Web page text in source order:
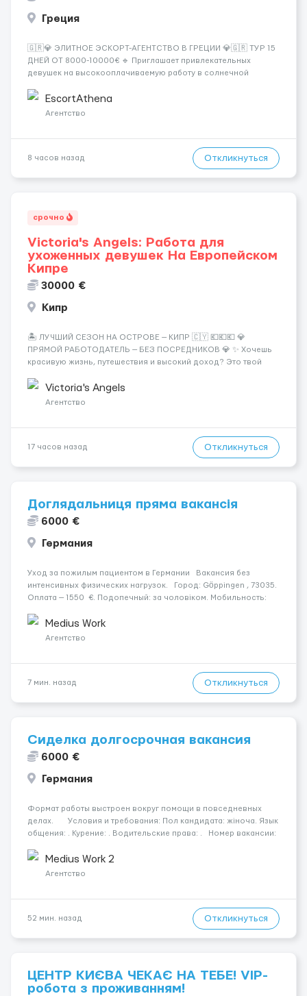
Греция
🇬🇷💎 ЭЛИТНОЕ ЭСКОРТ-АГЕНТСТВО В ГРЕЦИИ 💎🇬🇷 ТУР 15
ДНЕЙ ОТ 8000-10000€ 🔹 Приглашает привлекательных
девушек на высокооплачиваемую работу в солнечной
хорошие деньги 💶 — это предложение для тебя! 🔹
Требования: ✔️ Возраст от ...
EscortAthena
Агентство
8 часов назад Откликнуться
срочно
Victoria's Angels: Работа для
ухоженных девушек На Европейском
Кипре
30000 €
Кипр
🏝️ ЛУЧШИЙ СЕЗОН НА ОСТРОВЕ — КИПР 🇨🇾 💶💶💶 💎
ПРЯМОЙ РАБОТОДАТЕЛЬ — БЕЗ ПОСРЕДНИКОВ 💎 ✨ Хочешь
красивую жизнь, путешествия и высокий доход? Это твой
Опытная команда с годами практики — Стабильный поток
клиентов (без ...
Victoria's Angels
Агентство
17 часов назад Откликнуться
Доглядальниця пряма вакансія
6000 €
Германия
Уход за пожилым пациентом в Германии Вакансия без
интенсивных физических нагрузок. Город: Göppingen , 73035.
Оплата — 1550 €. Подопечный: за чоловіком. Мобильность:
деменції. Ночной уход: ...
Medius Work
Агентство
7 мин. назад Откликнуться
Сиделка долгосрочная вакансия
6000 €
Германия
Формат работы выстроен вокруг помощи в повседневных
делах. Условия и требования: Пол кандидата: жіноча. Язык
общения: . Курение: . Водительские права: . Номер вакансии:
567 59...Medius Work 2
Агентство
52 мин. назад Откликнуться
ЦЕНТР КИЄВА ЧЕКАЄ НА ТЕБЕ! VIP-
робота з проживанням!